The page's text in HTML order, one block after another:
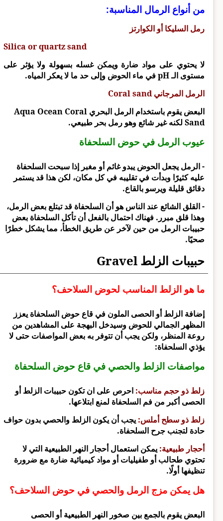
من أنواع الرمال المناسبة:
رمل السليكا أو الكوارتز
Silica or quartz sand
لا يحتوي على مواد ضارة ويمكن غسله بسهولة ولا يؤثر على
مستوى الـ pH في ماء الحوض وإلى حد ما لا يعكر المياه.
الرمل المرجاني Coral sand
البعض يقوم باستخدام الرمل البحري Aqua Ocean Coral
Sand لكنه غير شائع وهو رمل بحر طبيعي.
عيوب الرمل في حوض السلحفاة
- الرمل يجعل الحوض يبدو غائم أو مغبر إذا سبحت السلحفاة
عليه كثيرًا وبدأت في تقليبه في كل مكان، لكن هذا قد يستمر
دقائق قليلة ويرسو بالقاع.
- القلق الشائع عند الناس هو أن السلحفاة قد تبتلع بعض الرمل،
وهذا قلق مبرر. فهناك احتمال بالفعل أن تأكل السلحفاة بعض
حبيبات الرمل من حين لآخر عن طريق الخطأ، مما يشكل خطرًا
صحيًا.
حبيبات الزلط Gravel
ما هو الزلط المناسب لحوض السلاحف؟
إضافة الزلط أو الحصى الملون في قاع حوض السلحفاة يعزز
المظهر الجمالي للحوض وسيدخل البهجة على المشاهدين من
روعة المنظر، ولكن يجب أن تتوفر به بعض المواصفات حتى لا
يؤذي السلحفاة:
مواصفات الزلط والحصي في قاع حوض السلحفاة
زلط ذو حجم مناسب:احرص على ان تكون حبيبات الزلط أو
الحصى أكبر من فم السلحفاة لمنع ابتلاعها.
زلط ذو سطح أملس:يجب أن يكون الزلط والحصي بدون حواف
حادة لتجنب جرح السلحفاة.
أحجار طبيعية:يمكن استعمال أحجار النهر الطبيعية التي لا
تحتوي طحالب أو طفيليات أو مواد كيميائية ضارة مع ضرورة
تنظيفها أولًا.
هل يمكن مزج الرمل والحصي في حوض السلاحف؟
البعض يقوم بالجمع بين صخور النهر الطبيعية أو الحصى